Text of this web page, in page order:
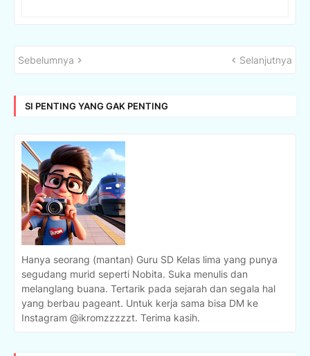
Sebelumnya Selanjutnya
SI PENTING YANG GAK PENTING
Hanya seorang (mantan) Guru SD Kelas lima yang punya
segudang murid seperti Nobita. Suka menulis dan
melanglang buana. Tertarik pada sejarah dan segala hal
yang berbau pageant. Untuk kerja sama bisa DM ke
Instagram @ikromzzzzzt. Terima kasih.